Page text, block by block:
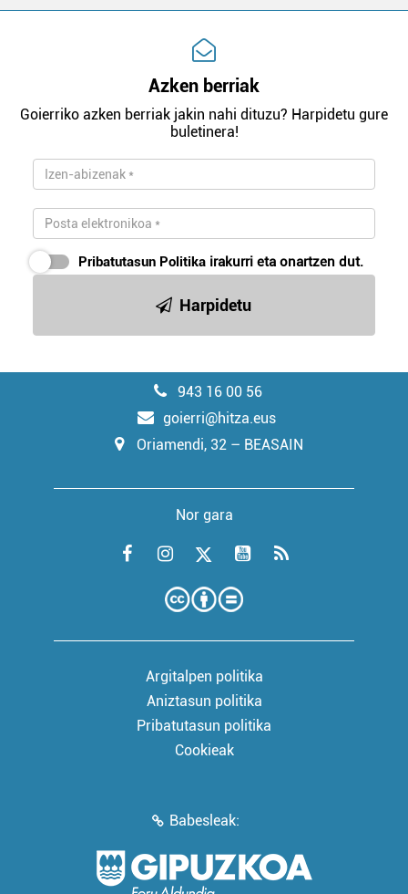
Azken berriak
Goierriko azken berriak jakin nahi dituzu? Harpidetu gure
buletinera!
Pribatutasun Politika irakurri eta onartzen dut.
Harpidetu
943 16 00 56
goierri@hitza.eus
Oriamendi, 32 – BEASAIN
Nor gara
Argitalpen politika
Aniztasun politika
Pribatutasun politika
Cookieak
Babesleak: